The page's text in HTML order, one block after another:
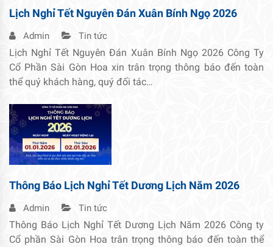
Lịch Nghỉ Tết Nguyên Đán Xuân Bính Ngọ 2026
Admin Tin tức
Lịch Nghỉ Tết Nguyên Đán Xuân Bính Ngọ 2026 Công Ty
Cổ Phần Sài Gòn Hoa xin trân trọng thông báo đến toàn
thể quý khách hàng, quý đối tác…
Thông Báo Lịch Nghỉ Tết Dương Lịch Năm 2026
Admin Tin tức
Thông Báo Lịch Nghỉ Tết Dương Lịch Năm 2026 Công ty
Cổ phần Sài Gòn Hoa trân trọng thông báo đến toàn thể